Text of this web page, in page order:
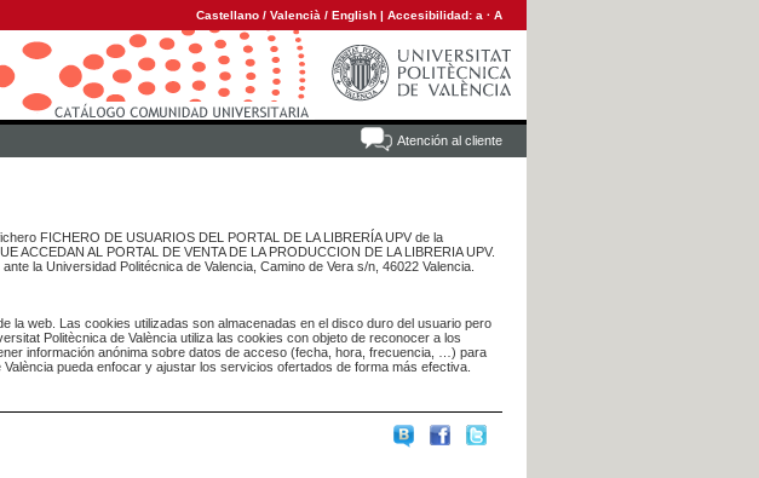
Castellano / Valencià / English | Accesibilidad: a · A
Atención al cliente
FICHERO DE USUARIOS DEL PORTAL DE LA LIBRERÍA UPV de la
ACCEDAN AL PORTAL DE VENTA DE LA PRODUCCION DE LA LIBRERIA UPV.
la Universidad Politécnica de Valencia, Camino de Vera s/n, 46022 Valencia.
web. Las cookies utilizadas son almacenadas en el disco duro del usuario pero
Politècnica de València utiliza las cookies con objeto de reconocer a los
información anónima sobre datos de acceso (fecha, hora, frecuencia, …) para
pueda enfocar y ajustar los servicios ofertados de forma más efectiva.